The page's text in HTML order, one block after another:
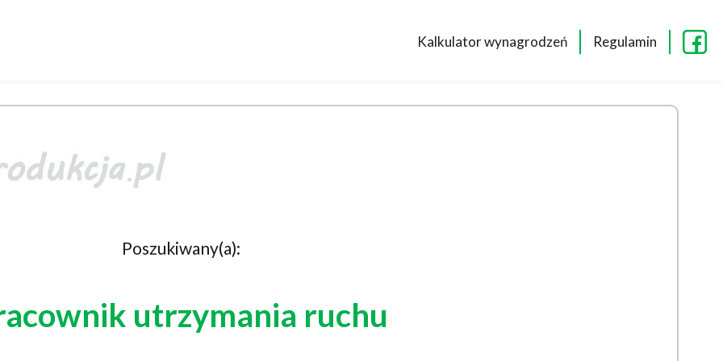
Kalkulator wynagrodzeń Regulamin
Poszukiwany(a):
utrzymania ruchu